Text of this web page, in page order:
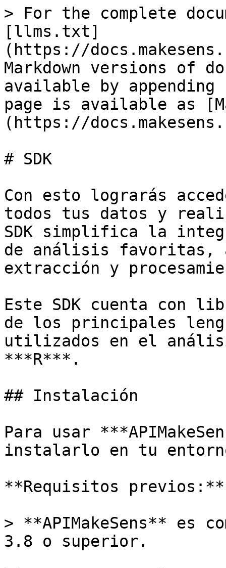
> For the complete
[llms.txt]
(https://
Markdown versions of
available by
page is available as
(https://
# SDK
Con esto lograrás
todos tus datos y
SDK simplifica la
de análisis favoritas,
extracción y
Este SDK cuenta con
de los principales
utilizados en el
***R***.
## Instalación
Para usar
instalarlo en tu
**Requisitos previos:**
> **APIMakeSens** es
3.8 o superior.